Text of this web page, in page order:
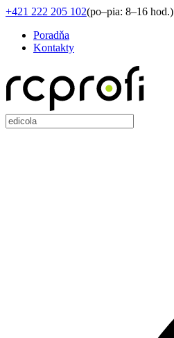
+421 222 205 102(po–pia: 8–16 hod.)
Poradňa
Kontakty